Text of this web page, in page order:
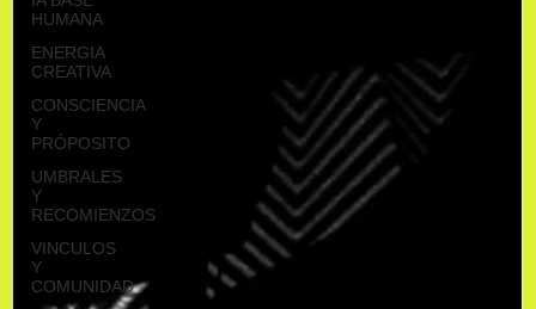
HUMANA
ENERGIA
CREATIVA
CONSCIENCIA
Y
PRÓPOSITO
UMBRALES
Y
RECOMIENZOS
VINCULOS
Y
COMUNIDAD